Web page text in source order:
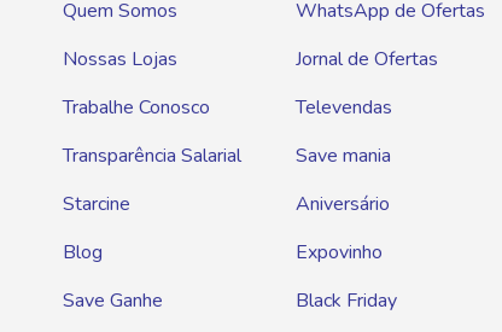
Quem Somos
Nossas Lojas
Trabalhe Conosco
Transparência Salarial
Starcine
Blog
Save Ganhe
WhatsApp de Ofertas
Jornal de Ofertas
Televendas
Save mania
Aniversário
Expovinho
Black Friday